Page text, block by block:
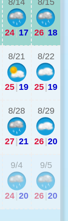
8/14
24 17
8/15
26 18
8/21
25 19
8/22
25 19
8/28
27 21
8/29
26 20
9/4
24 20
9/5
26 20